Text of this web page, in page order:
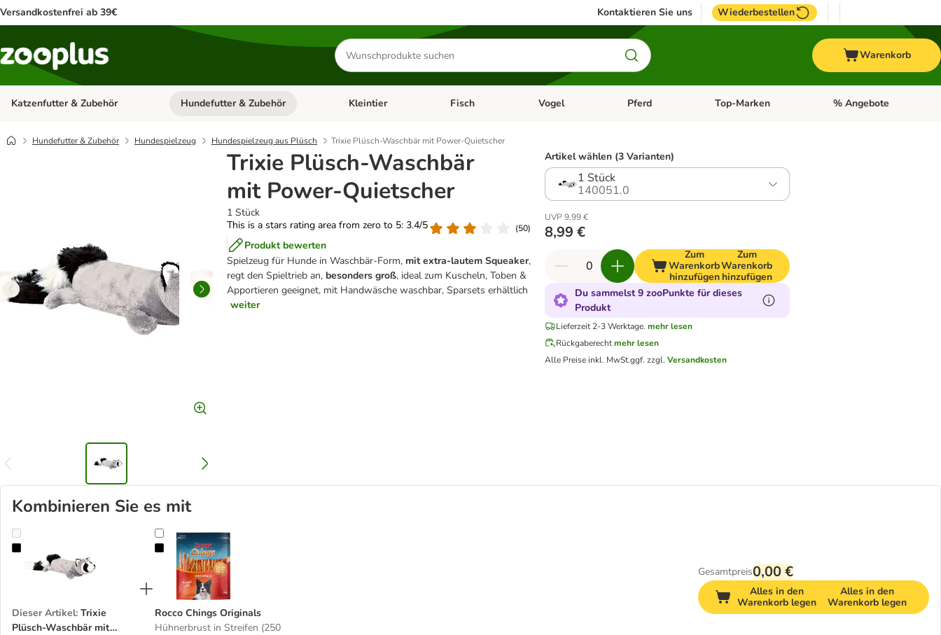
Versandkostenfrei ab 39€ Kontaktieren Sie uns Wiederbestellen
Produkte
suchen
Warenkorb
Katzenfutter & Zubehör Kategorie-Menü öffnen: Katzenfutter & Zubehör
Hundefutter & Zubehör Kategorie-Menü öffnen: Hundefutter & Zubehör
Kleintier Kategorie-Menü öffnen: Kleintier
Fisch Kategorie-Menü öffnen: Fisch
Vogel Kategorie-Menü öffnen: Vogel
Pferd Kategorie-Menü öffnen: Pferd
Top-Marken Kategorie-Menü öffnen:
% Angebote
Hundefutter & Zubehör Hundespielzeug Hundespielzeug aus Plüsch Trixie Plüsch-Waschbär mit Power-Quietscher
Trixie Plüsch-Waschbär
mit Power-Quietscher
1 Stück
This is a stars rating area from zero to 5: 3.4/5
(50)
Produkt bewerten
Spielzeug für Hunde in Waschbär-Form, mit extra-lautem Squeaker,
regt den Spieltrieb an, besonders groß, ideal zum Kuscheln, Toben &
Apportieren geeignet, mit Handwäsche waschbar, Sparsets erhältlich
weiter
Artikel wählen (3 Varianten)
1 Stück
140051.0
UVP 9,99 €
8,99 €
Zum
Warenkorb
hinzufügen
Zum
Warenkorb
hinzufügen
Du sammelst 9 zooPunkte für dieses
Produkt
Lieferzeit 2-3 Werktage. mehr lesen
Rückgaberechtmehr lesen
Alle Preise inkl. MwSt.ggf. zzgl. Versandkosten
Kombinieren Sie es mit
Trixie Plüsch-Waschbär mit Power-Quietscher
Dieser Artikel: Trixie
Plüsch-Waschbär mit
Rocco Chings Originals
Rocco Chings Originals
Hühnerbrust in Streifen (250
Gesamtpreis0,00 €
Alles in den
Warenkorb legen
Alles in den
Warenkorb legen